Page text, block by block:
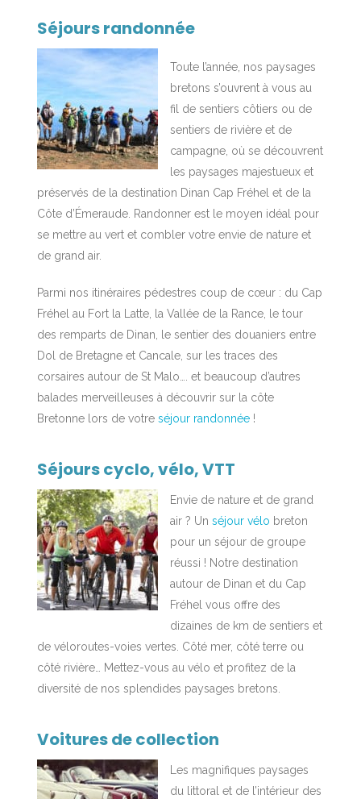
Séjours randonnée
Toute l’année, nos paysages
bretons s’ouvrent à vous au
fil de sentiers côtiers ou de
sentiers de rivière et de
campagne, où se découvrent
les paysages majestueux et
préservés de la destination Dinan Cap Fréhel et de la
Côte d’Émeraude. Randonner est le moyen idéal pour
se mettre au vert et combler votre envie de nature et
de grand air.
Parmi nos itinéraires pédestres coup de cœur : du Cap
Fréhel au Fort la Latte, la Vallée de la Rance, le tour
des remparts de Dinan, le sentier des douaniers entre
Dol de Bretagne et Cancale, sur les traces des
corsaires autour de St Malo…. et beaucoup d’autres
balades merveilleuses à découvrir sur la côte
Bretonne lors de votreséjour randonnée !
Séjours cyclo, vélo, VTT
Envie de nature et de grand
air ? Unséjour vélo breton
pour un séjour de groupe
réussi ! Notre destination
autour de Dinan et du Cap
Fréhel vous offre des
dizaines de km de sentiers et
de véloroutes-voies vertes. Côté mer, côté terre ou
côté rivière… Mettez-vous au vélo et profitez de la
diversité de nos splendides paysages bretons.
Voitures de collection
Les magnifiques paysages
du littoral et de l’intérieur des